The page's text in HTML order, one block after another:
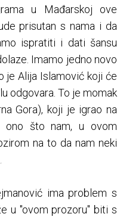
u Mađarskoj ove
prisutan s nama i da
ispratiti i dati šansu
Imamo jedno novo
je Alija Islamović koji će
odgovara. To je momak
Gora), koji je igrao na
ono što nam, u ovom
na to da nam neki
ima problem s
u "ovom prozoru" biti s